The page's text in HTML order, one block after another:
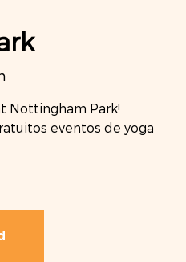
Nottingham Park!
eventos de yoga